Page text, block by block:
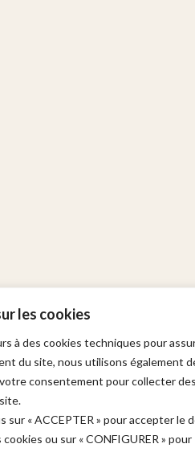
les cookies
à des cookies techniques pour
du site, nous utilisons également
consentement pour collecter des
sur « ACCEPTER » pour accepter le
ou sur « CONFIGURER » pour
: Garde à